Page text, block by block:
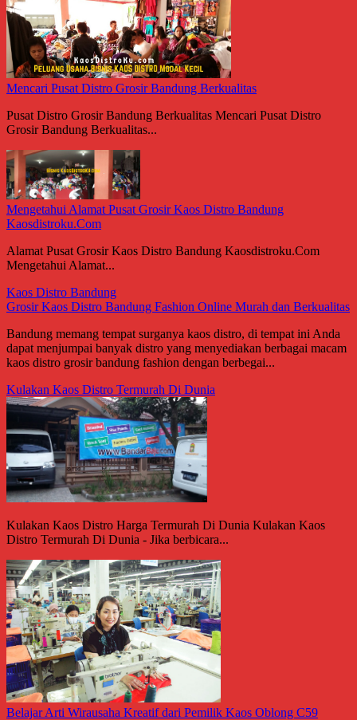
Mencari Pusat Distro Grosir Bandung Berkualitas
Pusat Distro Grosir Bandung Berkualitas Mencari Pusat Distro
Grosir Bandung Berkualitas...
Mengetahui Alamat Pusat Grosir Kaos Distro Bandung
Kaosdistroku.Com
Alamat Pusat Grosir Kaos Distro Bandung Kaosdistroku.Com
Mengetahui Alamat...
Kaos Distro Bandung
Grosir Kaos Distro Bandung Fashion Online Murah dan Berkualitas
Bandung memang tempat surganya kaos distro, di tempat ini Anda
dapat menjumpai banyak distro yang menyediakan berbagai macam
kaos distro grosir bandung fashion dengan berbegai...
Kulakan Kaos Distro Termurah Di Dunia
Kulakan Kaos Distro Harga Termurah Di Dunia Kulakan Kaos
Distro Termurah Di Dunia - Jika berbicara...
Belajar Arti Wirausaha Kreatif dari Pemilik Kaos Oblong C59